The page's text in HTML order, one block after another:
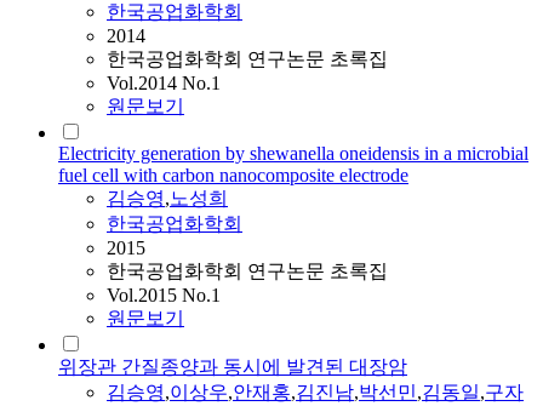
한국공업화학회
2014
한국공업화학회 연구논문 초록집
Vol.2014 No.1
원문보기
Electricity generation by shewanella oneidensis in a microbial
fuel cell with carbon nanocomposite electrode
김승영,노성희
한국공업화학회
2015
한국공업화학회 연구논문 초록집
Vol.2015 No.1
원문보기
위장관 간질종양과 동시에 발견된 대장암
김승영,이상우,안재홍,김진남,박선민,김동일,구자